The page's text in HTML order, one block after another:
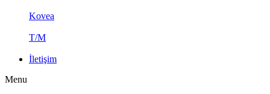
Kovea
T/M
İletişim
Menu